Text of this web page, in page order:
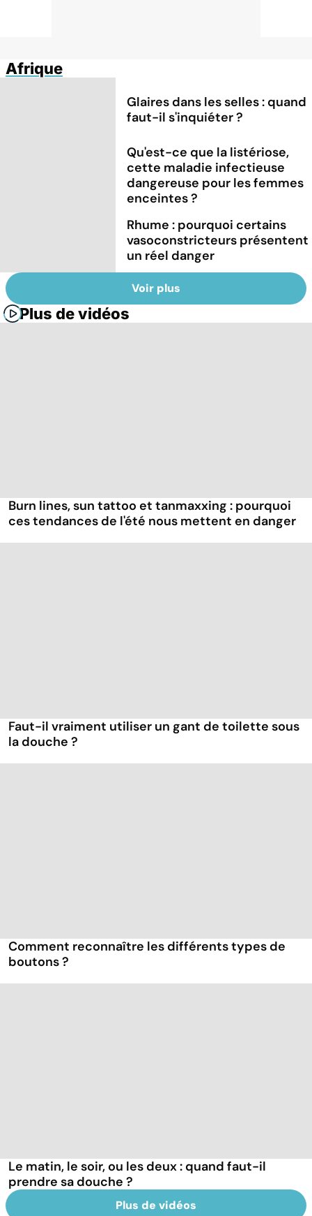
Afrique
Glaires dans les selles : quand
faut-il s'inquiéter ?
Qu'est-ce que la listériose,
cette maladie infectieuse
dangereuse pour les femmes
enceintes ?
Rhume : pourquoi certains
vasoconstricteurs présentent
un réel danger
Voir plus
Plus de vidéos
Burn lines, sun tattoo et tanmaxxing : pourquoi
ces tendances de l'été nous mettent en danger
Faut-il vraiment utiliser un gant de toilette sous
la douche ?
Comment reconnaître les différents types de
boutons ?
Le matin, le soir, ou les deux : quand faut-il
prendre sa douche ?
Plus de vidéos